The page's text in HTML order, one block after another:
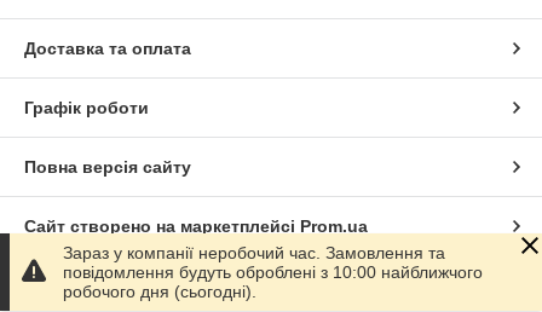
Доставка та оплата
Графік роботи
Повна версія сайту
Сайт створено на маркетплейсі Prom.ua
Політика конфіденційності
Зараз у компанії неробочий час. Замовлення та
повідомлення будуть оброблені з 10:00 найближчого
робочого дня (сьогодні).